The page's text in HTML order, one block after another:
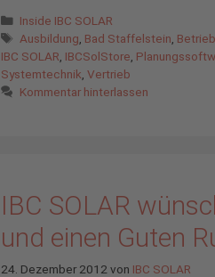
Kategorien
Inside IBC SOLAR
Schlagwörter
Ausbildung Bad Staffelstein
IBC SOLAR IBCSolStore
Systemtechnik Vertrieb
Kommentar hinterlassen
IBC SOLAR
und einen Guten
24. Dezember 2012 von IBC SOLAR